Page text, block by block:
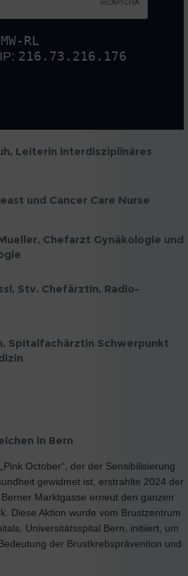
Leiterin interdisziplinäres
und Cancer Care Nurse
Chefarzt Gynäkologie und
Stv. Chefärztin, Radio-
Spitalfachärztin Schwerpunkt
in Bern
October“, der der Sensibilisierung
gewidmet ist, erstrahlte 2024 der
Marktgasse erneut den ganzen
Diese Aktion wurde vom Brustzentrum
Universitätsspital Bern, initiiert, um
der Brustkrebsprävention und